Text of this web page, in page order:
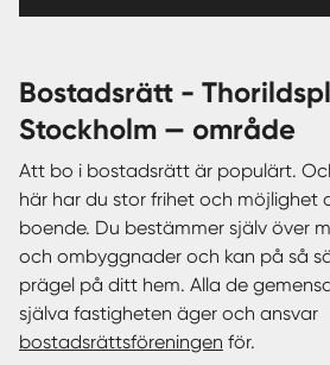
bostadsrätt - Thorildsplan,
Stockholm — område
Att bo i bostadsrätt är populärt.
här har du stor frihet och
boende. Du bestämmer själv över
och ombyggnader och kan på så
prägel på ditt hem. Alla de
själva fastigheten äger och ansvar
bostadsrättsföreningen för.